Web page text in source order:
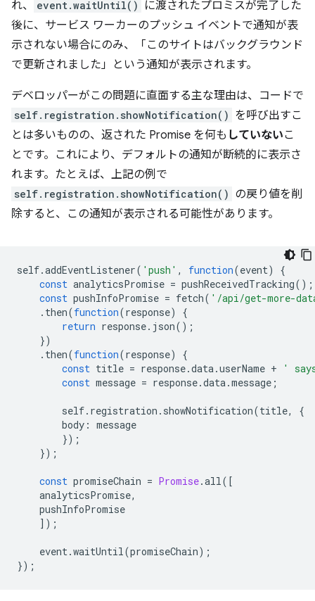
れ、 event.waitUntil()
に渡されたプロミスが完了した
後に、サービス ワーカーのプッシュ イベントで通知が表
示されない場合にのみ、「このサイトはバックグラウンド
で更新されました」という通知が表示されます。
デベロッパーがこの問題に直面する主な理由は、コードで
self.registration.showNotification() を呼び出すこ
とは多いものの、返された Promise を何も していない こ
とです。これにより、デフォルトの通知が断続的に表示さ
れます。たとえば、上記の例で
self.registration.showNotification() の戻り値を削
除すると、この通知が表示される可能性があります。
self.addEventListener( 'push' , function(event)
{
const analyticsPromise = pushReceivedTracking();
const pushInfoPromise = fetch( '/api/get-more-
. then(function(response)
{
return response. json();
})
. then(function(response)
{
const title = response.data.userName +
'
const message = response.data.message ;
self. registration . showNotification(title,
{
body : message
});
});
const promiseChain = Promise.all([
analyticsPromise,
pushInfoPromise
]);
event.waitUntil(promiseChain);
});